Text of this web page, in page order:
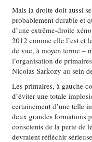
Mais la droite doit aussi
probablement durable et
d’une extrême-droite
2012 comme elle l’est et
de vue, à moyen terme –
l’organisation de
Nicolas Sarkozy au sein
Les primaires, à gauche
d’éviter une totale
certainement d’une telle
deux grandes formations
conscients de la perte de
devraient réfléchir